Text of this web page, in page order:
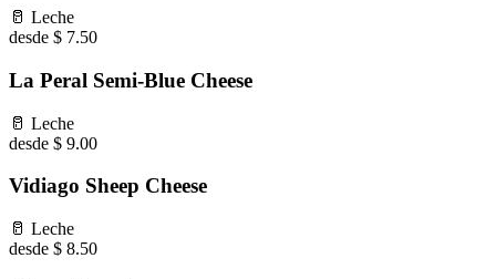
🥛 Leche
desde $ 7.50
La Peral Semi-Blue Cheese
🥛 Leche
desde $ 9.00
Vidiago Sheep Cheese
🥛 Leche
desde $ 8.50